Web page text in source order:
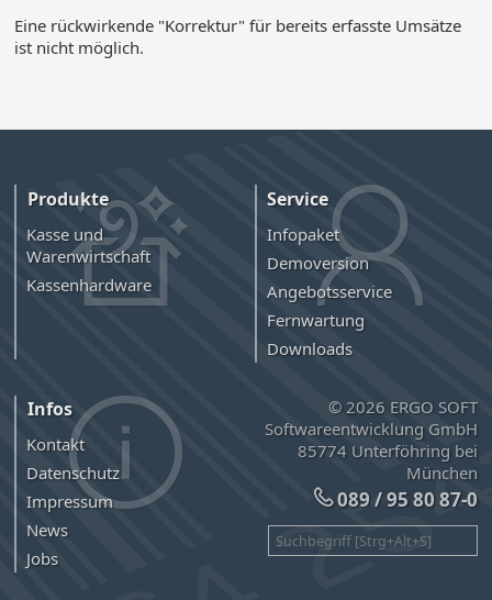
Eine rückwirkende "Korrektur" für bereits erfasste Umsätze
ist nicht möglich.
Produkte
Kasse und
Warenwirtschaft
Kassenhardware
Service
Infopaket
Demoversion
Angebotsservice
Fernwartung
Downloads
Infos
Kontakt
Datenschutz
Impressum
News
Jobs
© 2026 ERGO SOFT
Softwareentwicklung GmbH
85774 Unterföhring bei
München
089 / 95 80 87-0